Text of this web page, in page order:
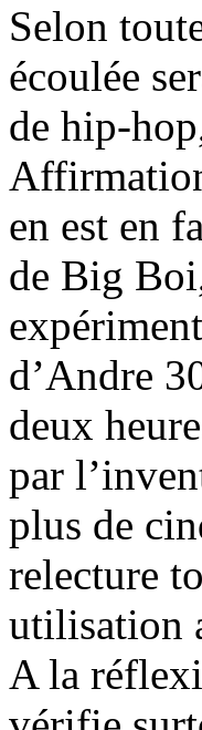
Selon
écoulée
de hip-
en est en
de Big
d’Andre
deux
par
plus de
relecture
utilisation
A la